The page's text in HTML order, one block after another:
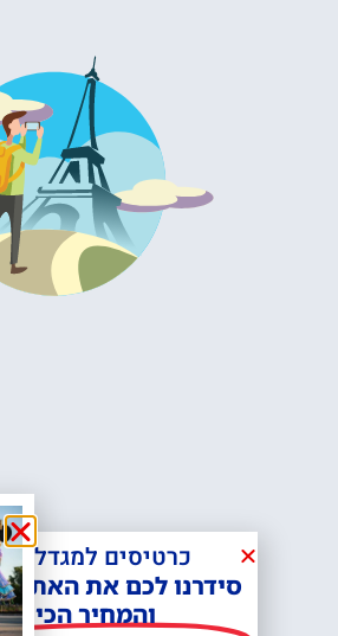
כרטיסים למגדל
סידרנו לכם את האתר
והמחיר הכי